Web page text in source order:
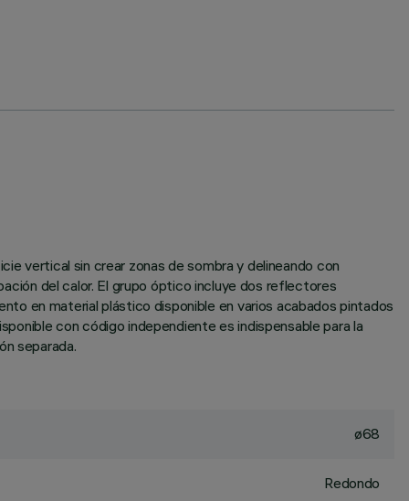
vertical sin crear zonas de sombra y delineando con
del calor. El grupo óptico incluye dos reflectores
en material plástico disponible en varios acabados pintados
con código independiente es indispensable para la
separada.
ø68
Redondo